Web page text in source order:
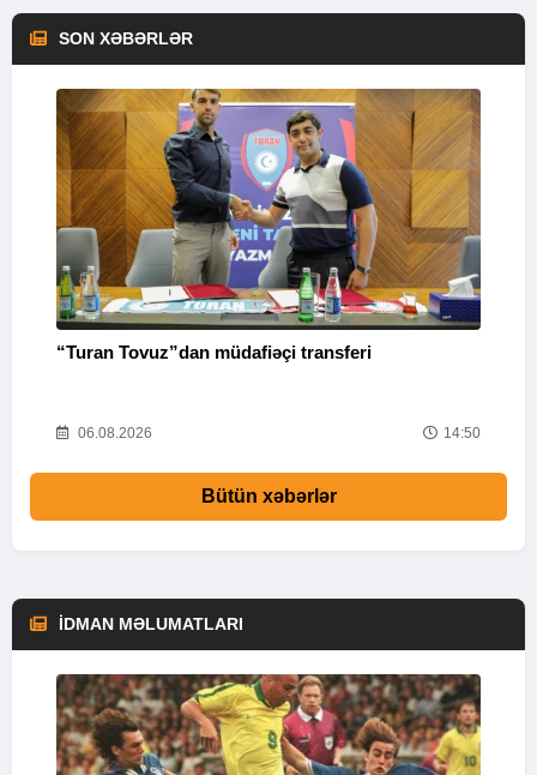
SON XƏBƏRLƏR
“Turan Tovuz”dan müdafiəçi transferi
06.08.2026 14:50
Bütün xəbərlər
İDMAN MƏLUMATLARI